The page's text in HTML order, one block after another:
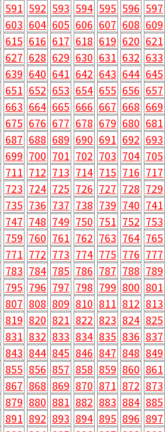
591 592 593 594 595 596 597
603 604 605 606 607 608 609
615 616 617 618 619 620 621
627 628 629 630 631 632 633
639 640 641 642 643 644 645
651 652 653 654 655 656 657
663 664 665 666 667 668 669
675 676 677 678 679 680 681
687 688 689 690 691 692 693
699 700 701 702 703 704 705
711 712 713 714 715 716 717
723 724 725 726 727 728 729
735 736 737 738 739 740 741
747 748 749 750 751 752 753
759 760 761 762 763 764 765
771 772 773 774 775 776 777
783 784 785 786 787 788 789
795 796 797 798 799 800 801
807 808 809 810 811 812 813
819 820 821 822 823 824 825
831 832 833 834 835 836 837
843 844 845 846 847 848 849
855 856 857 858 859 860 861
867 868 869 870 871 872 873
879 880 881 882 883 884 885
891 892 893 894 895 896 897